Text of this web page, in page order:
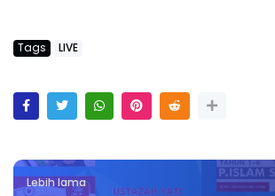
Tags LIVE
Lebih lama